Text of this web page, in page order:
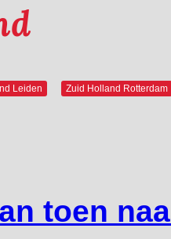
Leiden Zuid Holland Rotterdam
toen